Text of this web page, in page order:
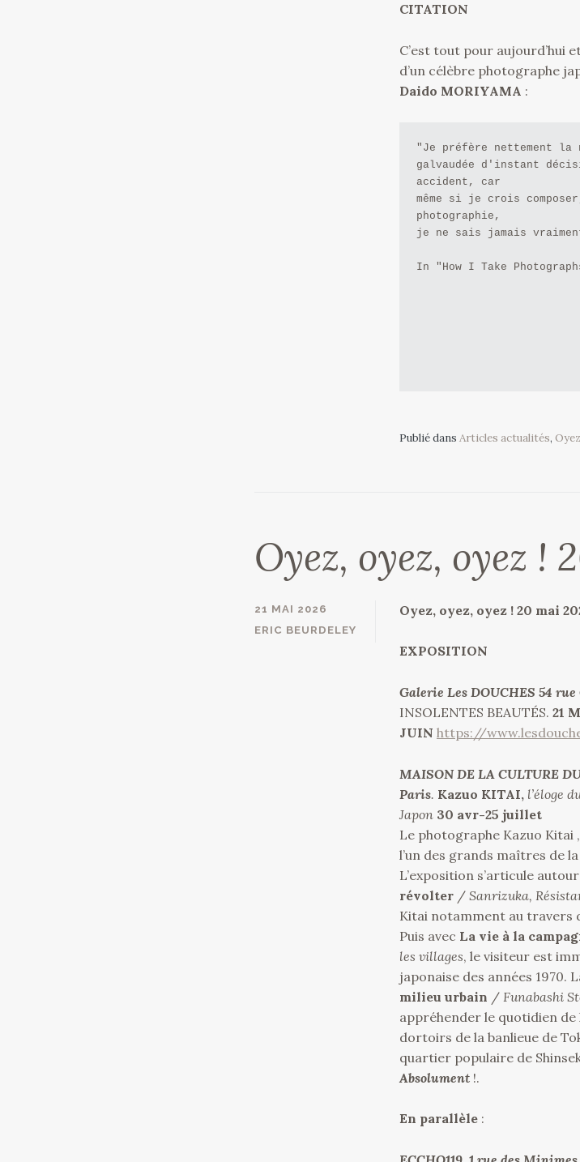
CITATION
C’est tout pour
d’un célèbre photographe
Daido MORIYAMA :
"Je préfère nettement la
galvaudée d'instant
accident, car
même si je crois
photographie,
je ne sais jamais
In "How I Take
Publié dans Articles actualités,
Oyez, oyez, oyez !
21 MAI 2026
ERIC BEURDELEY
Oyez, oyez, oyez ! 20 mai
EXPOSITION
Galerie Les DOUCHES 54
INSOLENTES BEAUTÉS. 21
JUIN https://
MAISON DE LA CULTURE
Paris. Kazuo KITAI, l’éloge
Japon 30 avr-25 juillet
Le photographe Kazuo
l’un des grands maîtres de
L’exposition s’articule
révolter / Sanrizuka,
Kitai notamment au travers
Puis avec La vie à la
les villages, le visiteur est
japonaise des années
milieu urbain / Funabashi
appréhender le quotidien de
dortoirs de la banlieue de
quartier populaire de
Absolument !.
En parallèle :